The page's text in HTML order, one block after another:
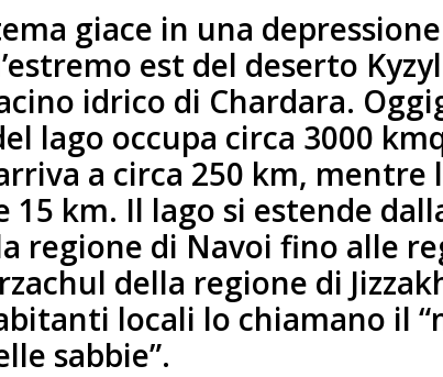
giace in una
est del deserto
idrico di Chardara.
lago occupa circa 3000
a circa 250 km, mentre
15 km. Il lago si estende
regione di Navoi fino alle
della regione di
locali lo chiamano il
sabbie”.